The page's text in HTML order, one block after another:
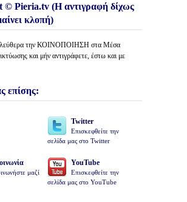
© Pieria.tv (Η αντιγραφή δίχως
κλοπή)
την ΚΟΙΝΟΠΟΙΗΣΗ στα Μέσα
και μήν αντιγράφετε, έστω και με
επίσης:
Twitter
Επισκεφθείτε την
σελίδα μας στο Twitter
μαζί
YouTube
Επισκεφθείτε την
σελίδα μας στο YouTube